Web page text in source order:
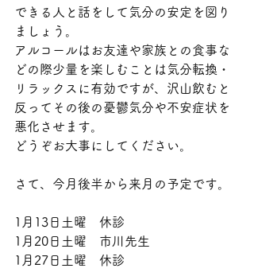
できる人と話をして気分の安定を図り
ましょう。
アルコールはお友達や家族との食事な
どの際少量を楽しむことは気分転換・
リラックスに有効ですが、沢山飲むと
反ってその後の憂鬱気分や不安症状を
悪化させます。
どうぞお大事にしてください。
さて、今月後半から来月の予定です。
1月13日土曜　休診
1月20日土曜　市川先生
1月27日土曜　休診